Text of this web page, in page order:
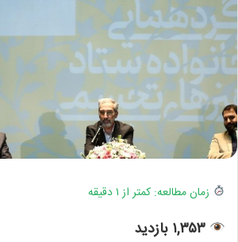
زمان مطالعه: کمتر از ۱ دقیقه
۱,۳۵۳ بازدید